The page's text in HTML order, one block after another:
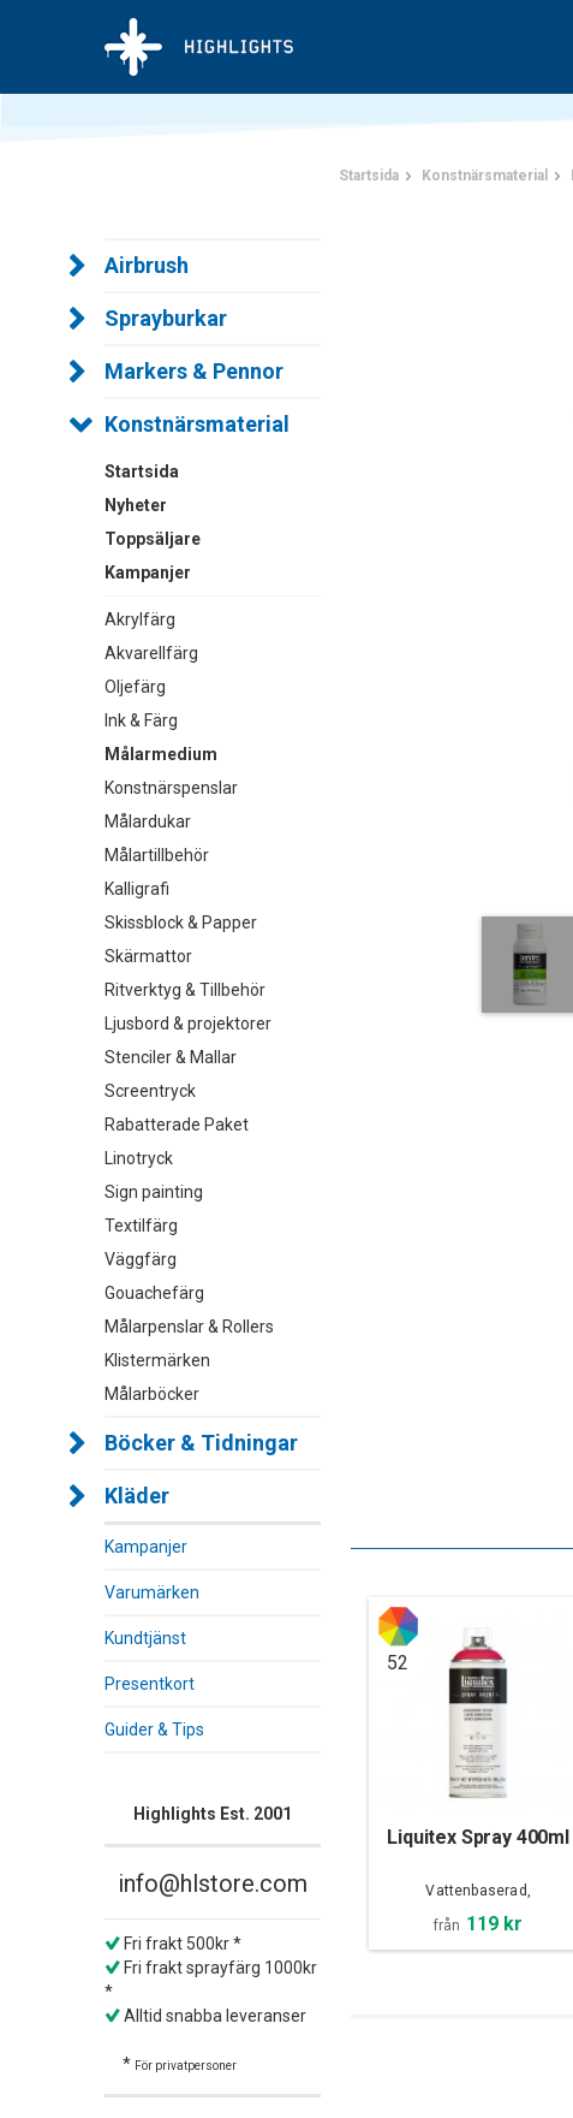
Airbrush
Sprayburkar
Markers & Pennor
Konstnärsmaterial
Startsida
Nyheter
Toppsäljare
Kampanjer
Akrylfärg
Akvarellfärg
Oljefärg
Ink & Färg
Målarmedium
Konstnärspenslar
Målardukar
Målartillbehör
Kalligrafi
Skissblock & Papper
Skärmattor
Ritverktyg & Tillbehör
Ljusbord & projektorer
Stenciler & Mallar
Screentryck
Rabatterade Paket
Linotryck
Sign painting
Textilfärg
Väggfärg
Gouachefärg
Målarpenslar & Rollers
Klistermärken
Målarböcker
Böcker & Tidningar
Kläder
Kampanjer
Varumärken
Kundtjänst
Presentkort
Guider & Tips
Highlights Est. 2001
info@hlstore.com
Fri frakt 500kr *
Fri frakt sprayfärg 1000kr
*
Alltid snabba leveranser
* För privatpersoner
Startsida Konstnärsmaterial
52
Liquitex Spray 400ml
Vattenbaserad,
från 119 kr